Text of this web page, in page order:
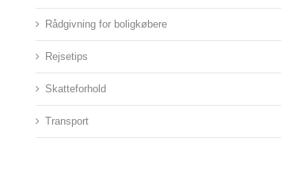
Rådgivning for boligkøbere
Rejsetips
Skatteforhold
Transport